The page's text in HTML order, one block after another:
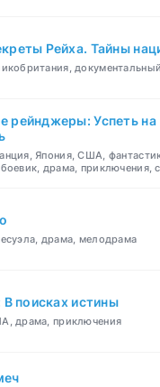
Рейха. Тайны
документальный
рейнджеры: Успеть на
Япония, США,
драма, приключения,
драма, мелодрама
поисках истины
драма, приключения